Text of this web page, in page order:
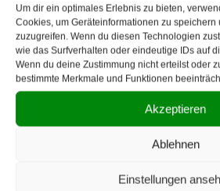
Um dir ein optimales Erlebnis zu bieten,
Cookies, um Geräteinformationen zu speichern
zuzugreifen. Wenn du diesen Technologien
wie das Surfverhalten oder eindeutige IDs auf
Wenn du deine Zustimmung nicht erteilst oder
bestimmte Merkmale und Funktionen
Akzeptieren
Ablehnen
Einstellungen
← Vorheriger Beitrag
Vereinsunterstützer